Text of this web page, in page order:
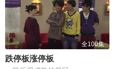
全100集
跌停板涨停板